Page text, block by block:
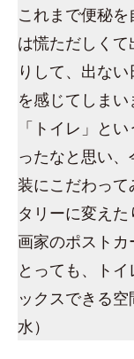
これまで便秘
は慌ただしく
りして、出な
を感じてしま
「トイレ」と
ったなと思い
装にこだわっ
タリーに変え
画家のポスト
とっても、ト
ックスできる
水）